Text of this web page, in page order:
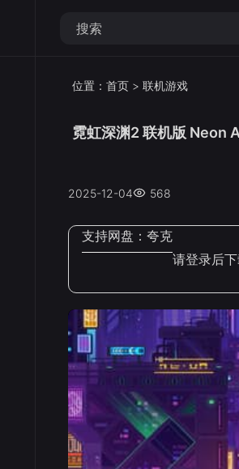
位置： 首页 > 联机游戏
霓虹深渊2 联机版
2025-12-04 568
支持网盘： 夸克
请登录后